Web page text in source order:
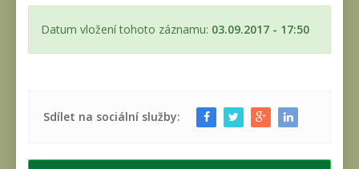
Datum vložení tohoto záznamu: 03.09.2017 - 17:50
Sdílet na sociální služby: